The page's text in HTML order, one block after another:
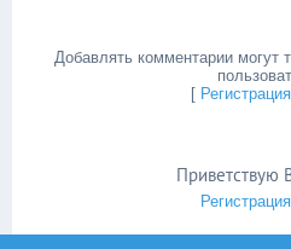
Добавлять комментарии могут
[ Регистрация
Приветствую
Регистрация